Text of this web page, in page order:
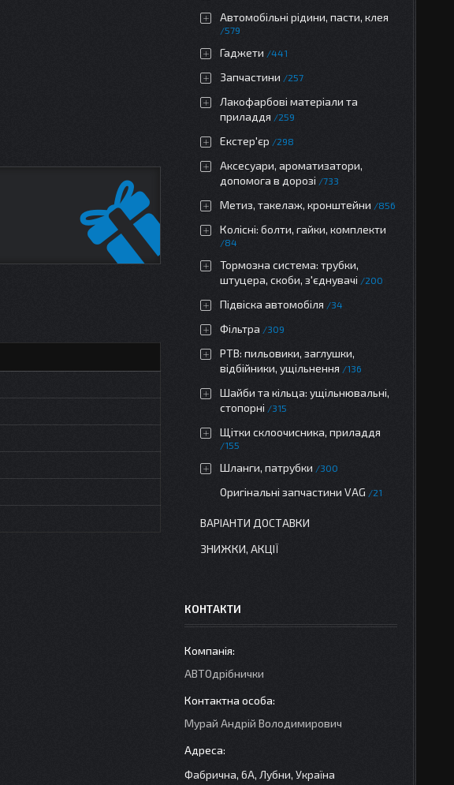
Автомобільні рідини, пасти, клея
579
Гаджети 441
Запчастини 257
Лакофарбові матеріали та
приладдя
259
Екстер'єр 298
Аксесуари, ароматизатори,
допомога в дорозі
733
Метиз, такелаж, кронштейни 856
Колісні: болти, гайки, комплекти
84
Тормозна система: трубки,
штуцера, скоби, з'єднувачі
200
Підвіска автомобіля 34
Фільтра 309
РТВ: пильовики, заглушки,
відбійники, ущільнення
136
Шайби та кільца: ущільнювальні,
стопорні
315
Щітки склоочисника, приладдя
155
Шланги, патрубки 300
Оригінальні запчастини VAG 21
ВАРІАНТИ ДОСТАВКИ
ЗНИЖКИ, АКЦІЇ
КОНТАКТИ
АВТОдрібнички
Мурай Андрій Володимирович
Фабрична, 6А, Лубни, Україна